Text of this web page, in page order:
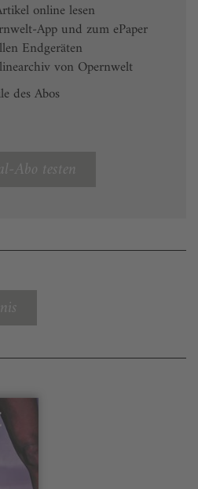
online lesen
App und zum ePaper
Endgeräten
von Opernwelt
des Abos
Abo testen